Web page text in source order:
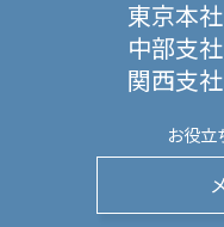
東京本社
中部支社
関西支社
お役立